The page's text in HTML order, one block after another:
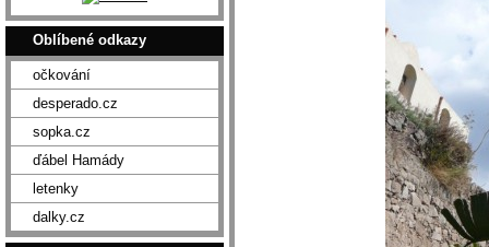
Oblíbené odkazy
očkování
desperado.cz
sopka.cz
ďábel Hamády
letenky
dalky.cz